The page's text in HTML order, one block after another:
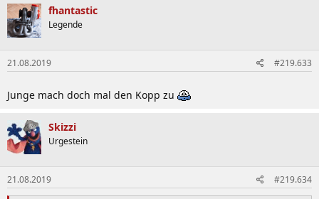
fhantastic
Legende
21.08.2019 #219.633
Junge mach doch mal den Kopp zu
Skizzi
Urgestein
21.08.2019 #219.634